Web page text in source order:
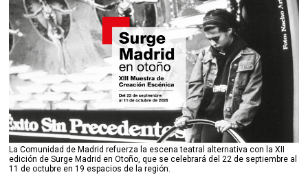
La Comunidad de Madrid refuerza la escena teatral alternativa con la XII
edición de Surge Madrid en Otoño, que se celebrará del 22 de septiembre al
11 de octubre en 19 espacios de la región.